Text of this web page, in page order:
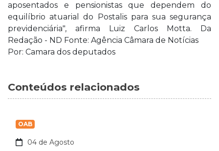
aposentados e pensionistas que dependem do
equilíbrio atuarial do Postalis para sua segurança
previdenciária", afirma Luiz Carlos Motta. Da
Redação - ND Fonte: Agência Câmara de Notícias
Por: Camara dos deputados
Conteúdos relacionados
OAB
04 de Agosto